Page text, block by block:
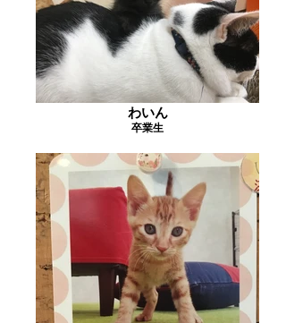
わいん
卒業生